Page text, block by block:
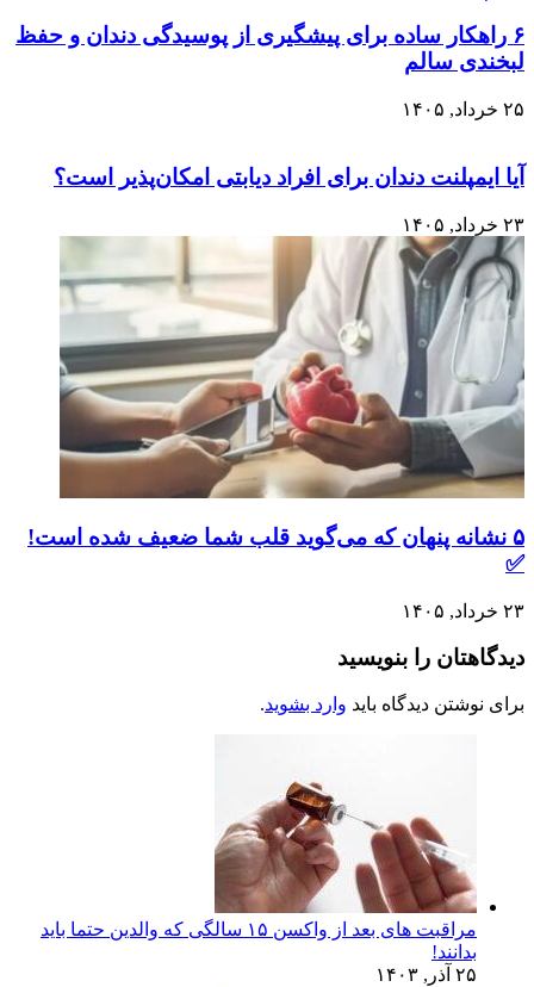
۶ راهکار ساده برای پیشگیری از پوسیدگی دندان و حفظ
لبخندی سالم
۲۵ خرداد, ۱۴۰۵
آیا ایمپلنت دندان برای افراد دیابتی امکان‌پذیر است؟
۲۳ خرداد, ۱۴۰۵
۵ نشانه پنهان که می‌گوید قلب شما ضعیف شده است!
✅
۲۳ خرداد, ۱۴۰۵
دیدگاهتان را بنویسید
برای نوشتن دیدگاه باید وارد بشوید.
مراقبت های بعد از واکسن ۱۵ سالگی که والدین حتما باید
بدانند!
۲۵ آذر, ۱۴۰۳